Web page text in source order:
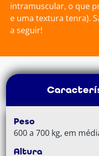
intramuscular, o que
e uma textura tenra).
a seguir!
Peso
600 a 700 kg, em
Altura